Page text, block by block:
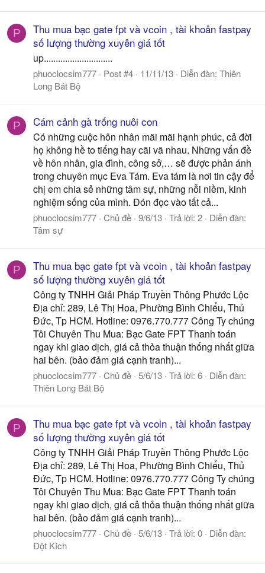
P
Thu mua bạc gate fpt và vcoin , tài khoản fastpay
số lượng thường xuyên giá tốt
up.............................
phuoclocsim777 Post #4 11/11/13 Diễn đàn: Thiên
Long Bát Bộ
P Cám cảnh gà trống nuôi con
Có những cuộc hôn nhân mãi mãi hạnh phúc, cả đời
họ không hề to tiếng hay cãi vã nhau. Những vấn đề
về hôn nhân, gia đình, công sở,… sẽ được phản ánh
trong chuyên mục Eva Tám. Eva tám là nơi tin cậy để
chị em chia sẻ những tâm sự, những nỗi niềm, kinh
nghiệm sống của mình. Đón đọc vào tất cả...
phuoclocsim777 Chủ đề 9/6/13 Trả lời: 2
Diễn đàn:
Tâm sự
P
Thu mua bạc gate fpt và vcoin , tài khoản fastpay
số lượng thường xuyên giá tốt
Công ty TNHH Giải Pháp Truyền Thông Phước Lộc
Địa chỉ: 289, Lê Thị Hoa, Phường Bình Chiểu, Thủ
Đức, Tp HCM. Hotline: 0976.770.777 Công Ty chúng
Tôi Chuyên Thu Mua: Bạc Gate FPT Thanh toán
ngay khi giao dịch, giá cả thỏa thuận thống nhất giữa
hai bên. (bảo đảm giá cạnh tranh)...
phuoclocsim777 Chủ đề 5/6/13 Trả lời: 6
Diễn đàn:
Thiên Long Bát Bộ
P
Thu mua bạc gate fpt và vcoin , tài khoản fastpay
số lượng thường xuyên giá tốt
Công ty TNHH Giải Pháp Truyền Thông Phước Lộc
Địa chỉ: 289, Lê Thị Hoa, Phường Bình Chiểu, Thủ
Đức, Tp HCM. Hotline: 0976.770.777 Công Ty chúng
Tôi Chuyên Thu Mua: Bạc Gate FPT Thanh toán
ngay khi giao dịch, giá cả thỏa thuận thống nhất giữa
hai bên. (bảo đảm giá cạnh tranh)...
phuoclocsim777 Chủ đề 5/6/13 Trả lời: 0
Diễn đàn:
Đột Kích